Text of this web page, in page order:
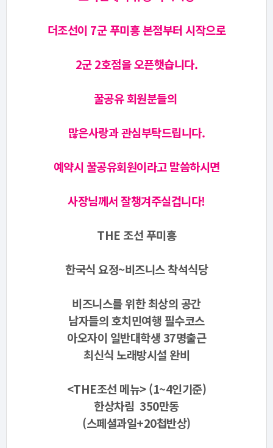
더조선이 7군 푸미흥 본점부터 시작으로
2군 2호점을 오픈햇습니다.
꿀공유 회원분들의
많은사랑과 관심부탁드립니다.
예약시 꿀공유회원이라고 말씀하시면
사장님께서 잘챙겨주실겁니다!
THE 조선 푸미흥
한국식 요정~비즈니스 착석식당
비즈니스를 위한 최상의 공간
남자들의 호치민여행 필수코스
아오자이 일반대학생 37명출근
최신식 노래방시설 완비
<THE조선 메뉴> (1~4인기준)
한상차림 350만동
(스페셜과일+20첩반상)